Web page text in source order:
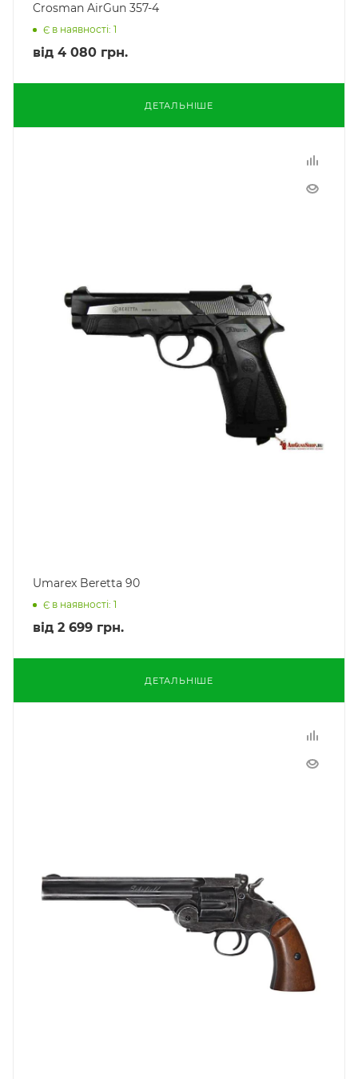
Crosman AirGun 357-4
Є в наявності: 1
від 4 080 грн.
ДЕТАЛЬНІШЕ
Umarex Beretta 90
Є в наявності: 1
від 2 699 грн.
ДЕТАЛЬНІШЕ